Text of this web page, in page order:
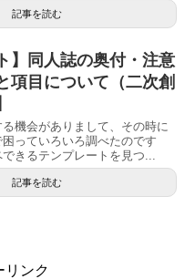
記事を読む
】同人誌の奥付・注意
項目について（二次創
機会がありまして、その時に
っていろいろ調べたのです
きるテンプレートを見つ...
記事を読む
リンク